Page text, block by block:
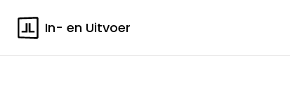
In- en Uitvoer